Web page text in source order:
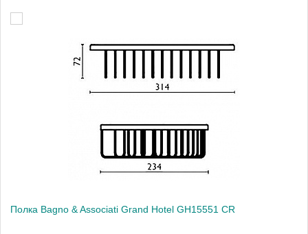
Полка Bagno & Associati Grand Hotel GH15551 CR